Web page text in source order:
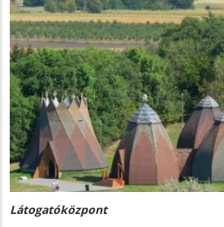
Látogatóközpont